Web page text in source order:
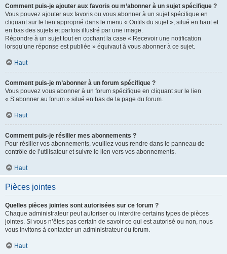
Comment puis-je ajouter aux favoris ou m’abonner à un sujet spécifique ?
Vous pouvez ajouter aux favoris ou vous abonner à un sujet spécifique en
cliquant sur le lien approprié dans le menu « Outils du sujet », situé en haut et
en bas des sujets et parfois illustré par une image.
Répondre à un sujet tout en cochant la case « Recevoir une notification
lorsqu’une réponse est publiée » équivaut à vous abonner à ce sujet.
Haut
Comment puis-je m’abonner à un forum spécifique ?
Vous pouvez vous abonner à un forum spécifique en cliquant sur le lien
« S’abonner au forum » situé en bas de la page du forum.
Haut
Comment puis-je résilier mes abonnements ?
Pour résilier vos abonnements, veuillez vous rendre dans le panneau de
contrôle de l’utilisateur et suivre le lien vers vos abonnements.
Haut
Pièces jointes
Quelles pièces jointes sont autorisées sur ce forum ?
Chaque administrateur peut autoriser ou interdire certains types de pièces
jointes. Si vous n’êtes pas certain de savoir ce qui est autorisé ou non, nous
vous invitons à contacter un administrateur du forum.
Haut